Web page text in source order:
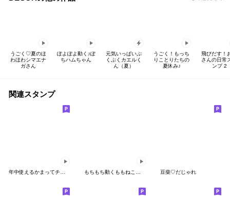
うごく♡夏のほ
わほわシマエナ
ガさん
ぽよぽよ動く♪ぽ
ちハムちゃん
元気いっぱいぷ
くぷくカエルく
ん（夏）
うごく！もっち
りことりたちの
夏休み♪
飛びだす！
さんの日常
ンプ 2
関連スタンプ
年中使えるかまってチビ柴セット31 もちもち動くももねこちゃん17 豆柴♡だじゃれ